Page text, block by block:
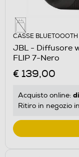
CASSE BLUETOOOTH
JBL - Diffusore
FLIP 7-Nero
€ 139,00
Acquisto online:
Ritiro in negozio